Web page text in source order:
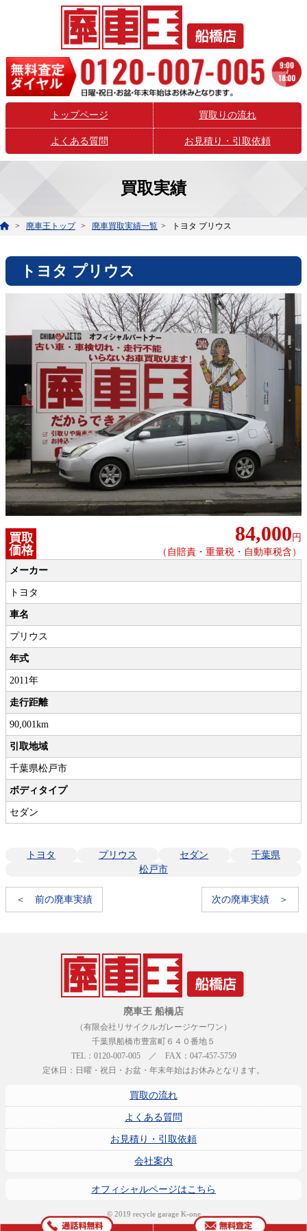
トップページ 買取りの流れ
よくある質問 お見積り・引取依頼
買取実績
廃車王トップ 廃車買取実績一覧 トヨタ プリウス
トヨタ プリウス
買取
価格
84,000 円
（自賠責・重量税・自動車税含）
メーカー
トヨタ
車名
プリウス
年式
2011年
走行距離
90,001km
引取地域
千葉県松戸市
ボディタイプ
セダン
トヨタ プリウス セダン
千葉県
松戸市
＜ 前の廃車実績 次の廃車実績 ＞
廃車王 船橋店
（有限会社リサイクルガレージケーワン）
千葉県船橋市豊富町６４０番地５
TEL：0120-007-005 ／ FAX：047-457-5759
定休日：日曜・祝日・お盆・年末年始はお休みとなります。
買取の流れ
よくある質問
お見積り・引取依頼
会社案内
オフィシャルページはこちら
© 2019 recycle garage K-one